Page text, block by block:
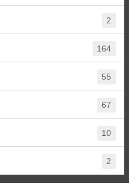
2
164
55
67
10
2